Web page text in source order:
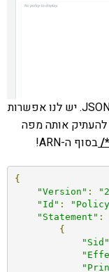
איך ממלאים אותה? בגדול מדובר באובייקט JSON. יש לנו אפשרות
אותה מפה
בסוף ה-ARN!
{
"Version" :
"Id" :
"Statement" :
{
"Sid"